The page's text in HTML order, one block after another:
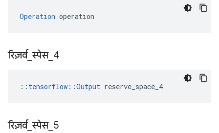
Operation operation
रिज़र्व_स्पेस_ 4
:: tensorflow::Output reserve_space_4
रिज़र्व_स्पेस_ 5